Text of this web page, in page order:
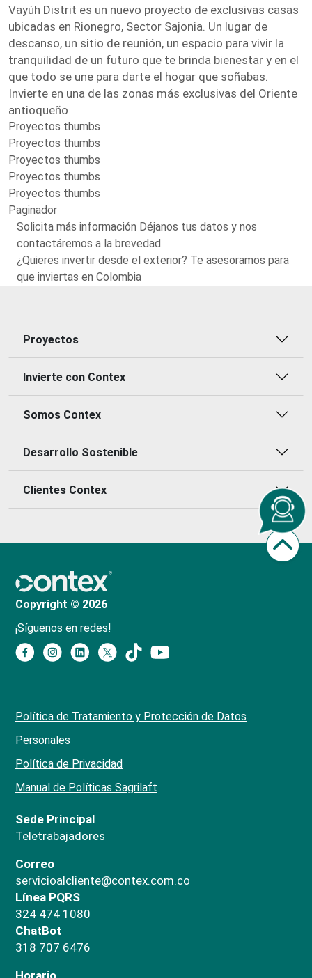
Vayúh Distrit es un nuevo proyecto de exclusivas casas
ubicadas en Rionegro, Sector Sajonia. Un lugar de
descanso, un sitio de reunión, un espacio para vivir la
tranquilidad de un futuro que te brinda bienestar y en el
que todo se une para darte el hogar que soñabas.
Invierte en una de las zonas más exclusivas del Oriente
antioqueño
Proyectos thumbs
Proyectos thumbs
Proyectos thumbs
Proyectos thumbs
Proyectos thumbs
Paginador
Solicita más información Déjanos tus datos y nos
contactáremos a la brevedad.
¿Quieres invertir desde el exterior? Te asesoramos para
que inviertas en Colombia
Proyectos
Invierte con Contex
Somos Contex
Desarrollo Sostenible
Clientes Contex
Copyright © 2026
¡Síguenos en redes!
Política de Tratamiento y Protección de Datos
Personales
Política de Privacidad
Manual de Políticas Sagrilaft
Sede Principal
Teletrabajadores
Correo
servicioalcliente@contex.com.co
Línea PQRS
324 474 1080
ChatBot
318 707 6476
Horario